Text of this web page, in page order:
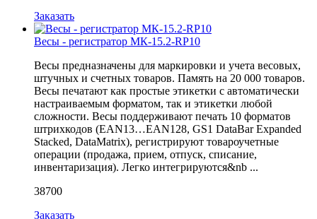
Заказать
Весы - регистратор МК-15.2-RP10
Весы предназначены для маркировки и учета весовых,
штучных и счетных товаров. Память на 20 000 товаров.
Весы печатают как простые этикетки с автоматически
настраиваемым форматом, так и этикетки любой
сложности. Весы поддерживают печать 10 форматов
штрихкодов (EAN13…EAN128, GS1 DataBar Expanded
Stacked, DataMatrix), регистрируют товароучетные
операции (продажа, прием, отпуск, списание,
инвентаризация). Легко интегрируются&nb ...
38700
Заказать